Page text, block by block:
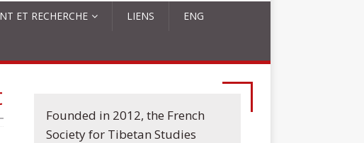
ET RECHERCHE LIENS ENG
Founded in 2012, the French
Society for Tibetan Studies